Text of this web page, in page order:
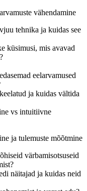
vähendamine
tehnika ja kuidas see
küsimusi, mis avavad
eelarvamused
ja kuidas vältida
vs intuitiivne
ja tulemuste mõõtmine
värbamisotsuseid
näitajad ja kuidas neid